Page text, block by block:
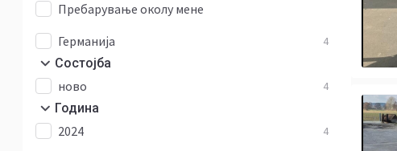
Пребарување околу мене
Германија
4
Состојба
ново 4
Година
2024 4